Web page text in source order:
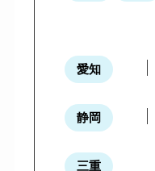
愛知
静岡
三重